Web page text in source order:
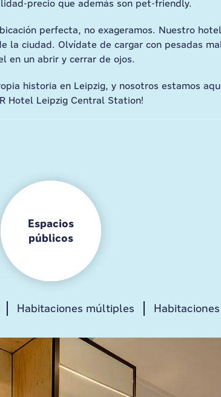
precio que además son pet-friendly.
perfecta, no exageramos. Nuestro
la ciudad. Olvídate de cargar con pesadas
en un abrir y cerrar de ojos.
historia en Leipzig, y nosotros estamos
Hotel Leipzig Central Station!
Espacios
públicos
Habitaciones múltiples
huéspedes Vestíbulo Bar